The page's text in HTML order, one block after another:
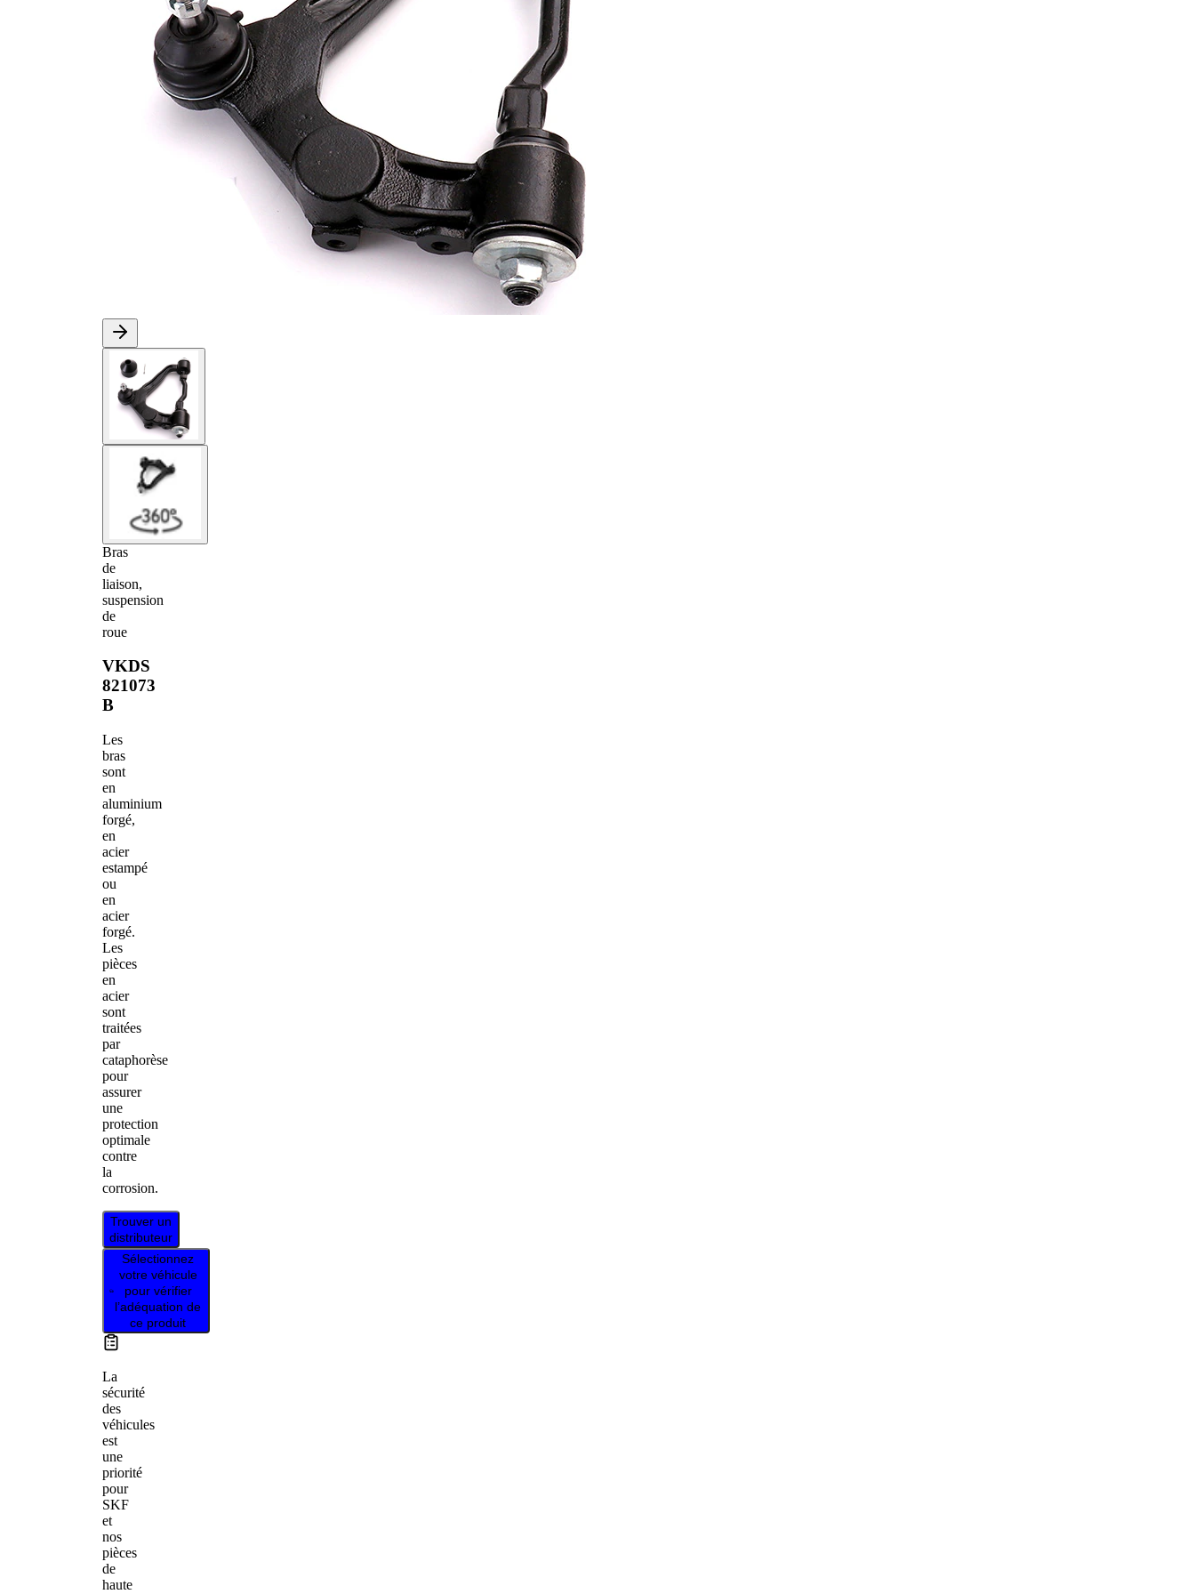
Bras
de
liaison,
suspension
de
roue
VKDS
821073
B
Les
bras
sont
en
aluminium
forgé,
en
acier
estampé
ou
en
acier
forgé.
Les
pièces
en
acier
sont
traitées
par
cataphorèse
pour
assurer
une
protection
optimale
contre
la
corrosion.
Trouver un
distributeur
Sélectionnez
votre véhicule
pour vérifier
l’adéquation de
ce produit
La
sécurité
des
véhicules
est
une
priorité
pour
SKF
et
nos
pièces
de
haute